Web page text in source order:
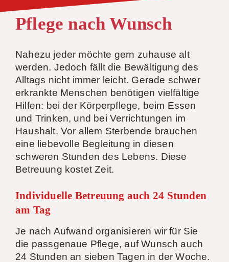
Pflege nach Wunsch
Nahezu jeder möchte gern zuhause alt
werden. Jedoch fällt die Bewältigung des
Alltags nicht immer leicht. Gerade schwer
erkrankte Menschen benötigen vielfältige
Hilfen: bei der Körperpflege, beim Essen
und Trinken, und bei Verrichtungen im
Haushalt. Vor allem Sterbende brauchen
eine liebevolle Begleitung in diesen
schweren Stunden des Lebens. Diese
Betreuung kostet Zeit.
Individuelle Betreuung auch 24 Stunden
am Tag
Je nach Aufwand organisieren wir für Sie
die passgenaue Pflege, auf Wunsch auch
24 Stunden an sieben Tagen in der Woche.